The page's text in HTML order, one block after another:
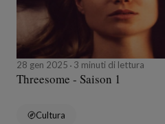
28 gen 2025 3 minuti di lettura
Threesome - Saison 1
Cultura